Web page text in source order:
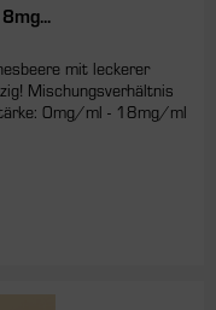
mit leckerer
Mischungsverhältnis
0mg/ml - 18mg/ml